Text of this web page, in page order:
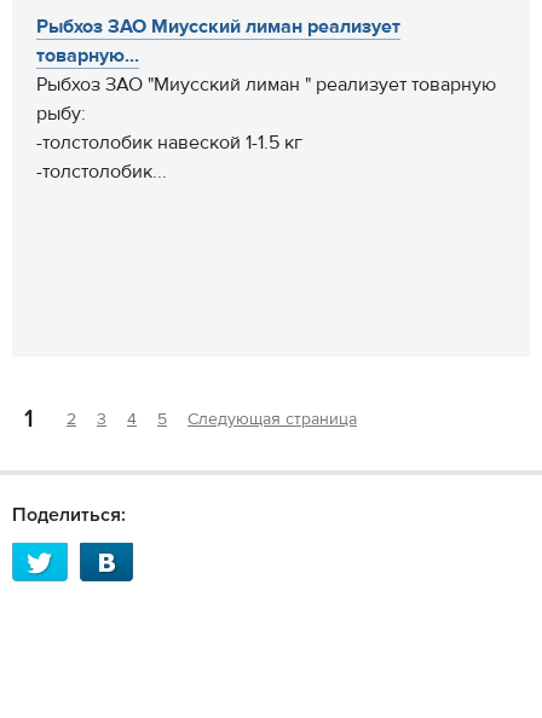
Рыбхоз ЗАО Миусский лиман реализует
товарную...
Рыбхоз ЗАО "Миусский лиман " реализует товарную
рыбу:
-толстолобик навеской 1-1.5 кг
-толстолобик...
1 2 3 4 5 Следующая страница
Поделиться: